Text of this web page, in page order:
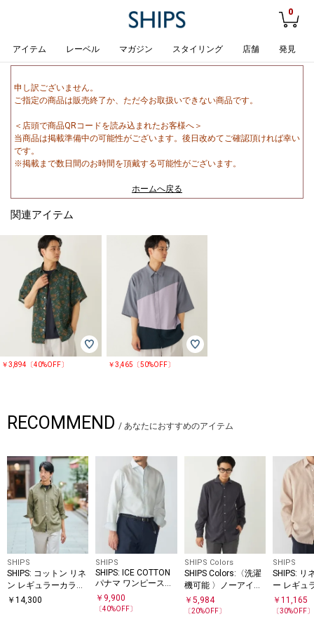
0
アイテム レーベル マガジン スタイリング 店舗 発見
申し訳ございません。
ご指定の商品は販売終了か、ただ今お取扱いできない商品です。
＜店頭で商品QRコードを読み込まれたお客様へ＞
当商品は掲載準備中の可能性がございます。後日改めてご確認頂ければ幸い
です。
※掲載まで数日間のお時間を頂戴する可能性がございます。
ホームへ戻る
関連アイテム
￥3,894〔40%OFF〕 ￥3,465〔50%OFF〕
RECOMMEND / あなたにおすすめのアイテム
SHIPS
SHIPS: コットン リネ
ン レギュラーカラー
7スリーブ シャツ
￥ 14,300
SHIPS
SHIPS: ICE COTTON
パナマ ワンピースカ
ラー ソリッド シャツ
￥ 9,900
〔40%OFF〕
SHIPS Colors
SHIPS Colors:〈洗濯
機可能 〉ノーアイロ
ン コーデュロイ ワイ
ドカラー シャツ◇
￥ 5,984
〔20%OFF〕
SHIPS
SHIPS: リ
ー レギュ
シャツ
￥11,165
〔30%OFF〕